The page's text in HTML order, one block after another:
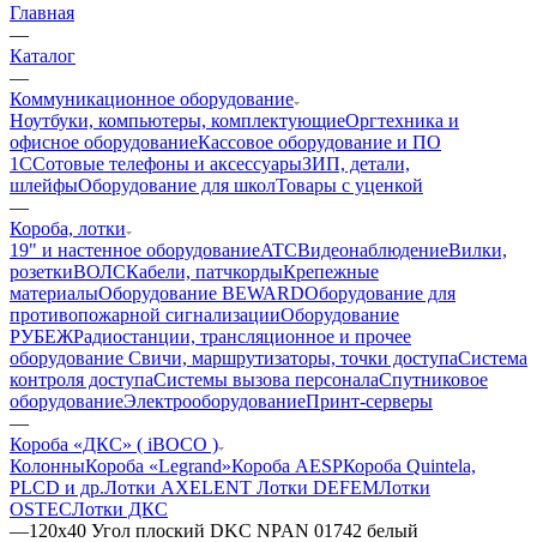
Главная
—
Каталог
—
Коммуникационное оборудование
Ноутбуки, компьютеры, комплектующиеОргтехника и
офисное оборудованиеКассовое оборудование и ПО
1ССотовые телефоны и аксессуарыЗИП, детали,
шлейфыОборудование для школТовары с уценкой
—
Короба, лотки
19" и настенное оборудованиеATCВидеонаблюдениеВилки,
розеткиВОЛСКабели, патчкордыКрепежные
материалыОборудование BEWARDОборудование для
противопожарной сигнализацииОборудование
РУБЕЖРадиостанции, трансляционное и прочее
оборудование Свичи, маршрутизаторы, точки доступаСистема
контроля доступаСистемы вызова персоналаСпутниковое
оборудованиеЭлектрооборудованиеПринт-серверы
—
Короба «ДКС» ( iBOCO )
КолонныКороба «Legrand»Короба AESPКороба Quintela,
PLCD и др.Лотки AXELENT Лотки DEFEMЛотки
OSTECЛотки ДКС
—120x40 Угол плоский DKC NPAN 01742 белый